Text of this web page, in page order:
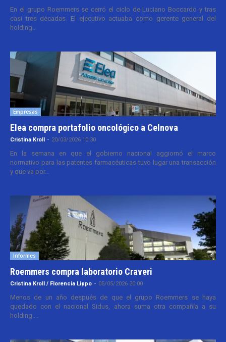
En el grupo Roemmers se cerró el ciclo de Luciano Boccardo y tras
casi tres décadas. El ejecutivo actuaba como gerente general del
holding...
Empresas
Elea compra portafolio oncológico a Celnova
Cristina Kroll - 20/03/2026 10:30
En la semana en que el gobierno nacional aggiornó el marco
normativo para las patentes farmacéuticas tuvo lugar una transacción
y que va por...
Informes
Roemmers compra laboratorio Craveri
Cristina Kroll / Florencia Lippo - 05/05/2026 20:00
Menos de un año después de que el grupo Roemmers se haya
quedado con el nacional Sidus, ahora suma otra compañía a su
holding....